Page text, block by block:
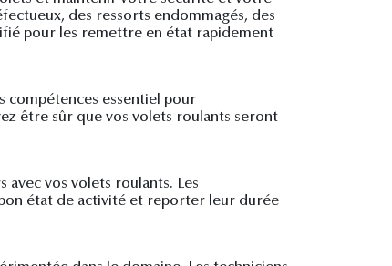
des ressorts endommagés, des
pour les remettre en état rapidement
compétences essentiel pour
être sûr que vos volets roulants seront
avec vos volets roulants. Les
état de activité et reporter leur durée